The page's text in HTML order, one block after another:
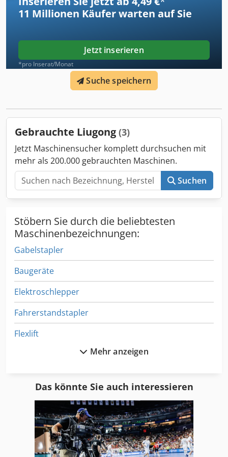
Volt: 24V Batterie Ah: 200Ah Batterie Hersteller: GBD
Batterie Typ: PzS Batterie Baujahr: 2023 Batterie Zustand:
11 Millionen Käufer warten auf Sie
Jetzt inserieren
*pro Inserat/Monat
Suche speichern
Gebrauchte Liugong (3)
Jetzt Maschinensucher komplett durchsuchen mit
mehr als 200.000 gebrauchten Maschinen.
Suchen
Stöbern Sie durch die beliebtesten
Maschinenbezeichnungen:
Gabelstapler
Baugeräte
Elektroschlepper
Fahrerstandstapler
Flexlift
Frontstapler Schaufel
Gasstapler
Gehstapler
Mehr anzeigen
Das könnte Sie auch interessieren